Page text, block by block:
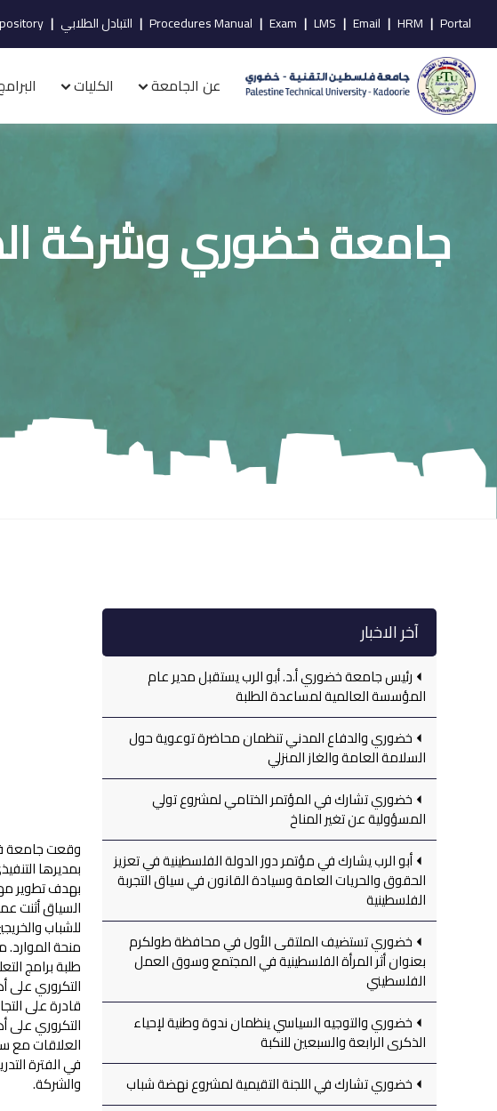
Portal
|
HRM
|
Email
|
LMS
|
Exam
|
Procedures Manual
| التبادل الطلابي |
عن الجامعة الكليات
جامعة خضوري وشركة
آخر الاخبار
رئيس جامعة خضوري أ.د. أبو الرب يستقبل مدير عام
المؤسسة العالمية لمساعدة الطلبة
خضوري والدفاع المدني تنظمان محاضرة توعوية حول
السلامة العامة والغاز المنزلي
خضوري تشارك في المؤتمر الختامي لمشروع تولي
المسؤولية عن تغير المناخ
أبو الرب يشارك في مؤتمر دور الدولة الفلسطينية في تعزيز
الحقوق والحريات العامة وسيادة القانون في سياق التجربة
الفلسطينية
خضوري تستضيف الملتقى الأول في محافظة طولكرم
بعنوان أثر المرأة الفلسطينية في المجتمع وسوق العمل
الفلسطيني
خضوري والتوجيه السياسي ينظمان ندوة وطنية لإحياء
الذكرى الرابعة والسبعين للنكبة
خضوري تشارك في اللجنة التقيمية لمشروع نهضة شباب
وقعت جامعة
بمديرها
بهدف تطوير
السياق أثنت
للشباب
منحة
طلبة برامج
التكروري على
قادرة على
التكروري
العلاقات مع
في الفترة
والشركة.